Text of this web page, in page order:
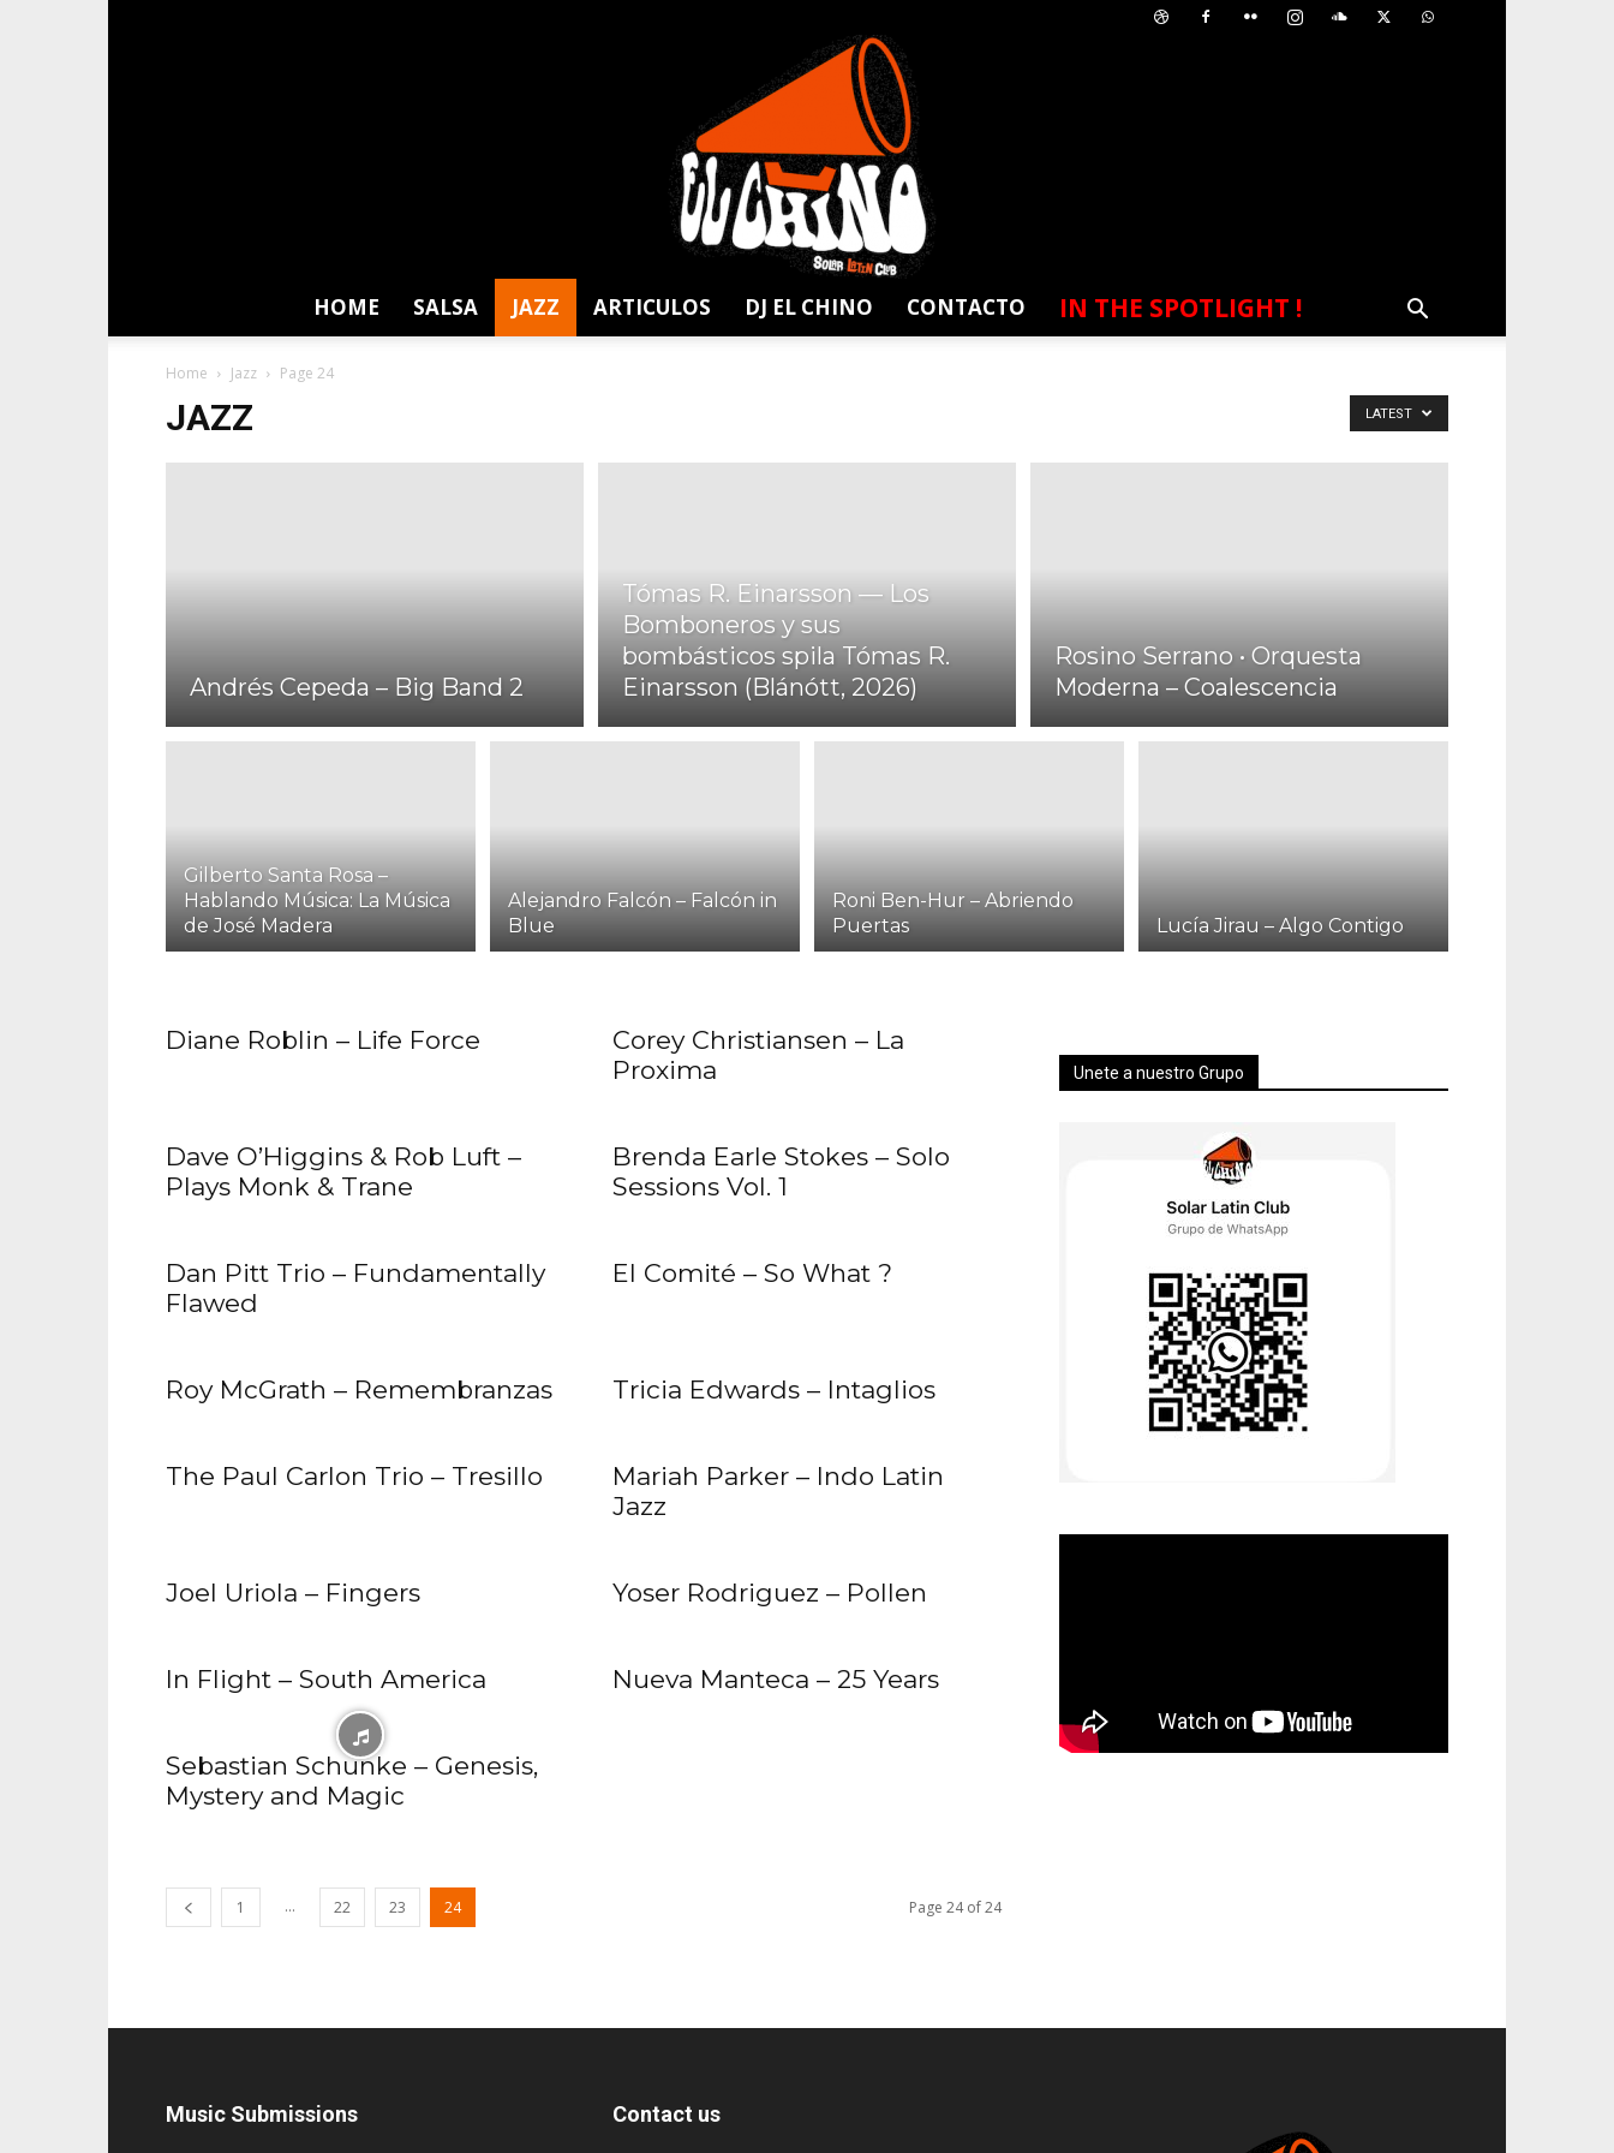
Club
HOME SALSA JAZZ ARTICULOS DJ EL CHINO CONTACTO IN THE SPOTLIGHT !
Home Jazz Page 24
JAZZ LATEST
Andrés Cepeda – Big Band 2
Tómas R. Einarsson — Los
Bomboneros y sus
bombásticos spila Tómas R.
Einarsson (Blánótt, 2026)
Rosino Serrano • Orquesta
Moderna – Coalescencia
Gilberto Santa Rosa –
Hablando Música: La Música
de José Madera
Alejandro Falcón – Falcón in
Blue
Roni Ben-Hur – Abriendo
Puertas
Lucía Jirau – Algo Contigo
Diane Roblin – Life Force
Corey Christiansen – La
Proxima
Dave O’Higgins & Rob Luft –
Plays Monk & Trane
Brenda Earle Stokes – Solo
Sessions Vol. 1
Dan Pitt Trio – Fundamentally
Flawed
El Comité – So What ?
Roy McGrath – Remembranzas Tricia Edwards – Intaglios
The Paul Carlon Trio – Tresillo
Mariah Parker – Indo Latin
Jazz
Joel Uriola – Fingers Yoser Rodriguez – Pollen
In Flight – South America Nueva Manteca – 25 Years
Sebastian Schunke – Genesis,
Mystery and Magic
1 ... 22 23 24 Page 24 of 24
Unete a nuestro Grupo
Music Submissions Contact us